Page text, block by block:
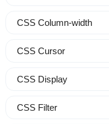
CSS Column-width
CSS Cursor
CSS Display
CSS Filter